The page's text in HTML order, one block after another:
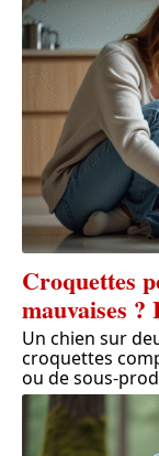
Croquettes
mauvaises
Un chien sur
croquettes
ou de sous-